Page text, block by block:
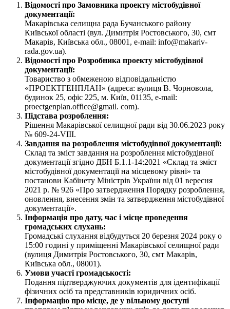
Відомості про Замовника проекту містобудівної
документації:
Макарівська селищна рада Бучанського району
Київської області (вул. Димитрія Ростовського, 30, смт
Макарів, Київська обл., 08001, е-mail: info@makariv-
rada.gov.ua).
Відомості про Розробника проекту містобудівної
документації:
Товариство з обмеженою відповідальністю
«ПРОЕКТГЕНПЛАН» (адреса: вулиця В. Чорновола,
будинок 25, офіс 225, м. Київ, 01135, е-mail:
proectgenplan.office@gmail. com).
Підстава розроблення:
Рішення Макарівської селищної ради від 30.06.2023 року
№ 609-24-VIIІ.
Завдання на розроблення містобудівної документації:
Склад та зміст завдання на розроблення містобудівної
документації згідно ДБН Б.1.1-14:2021 «Склад та зміст
містобудівної документації на місцевому рівні» та
постанови Кабінету Міністрів України від 01 вересня
2021 р. № 926 «Про затвердження Порядку розроблення,
оновлення, внесення змін та затвердження містобудівної
документації».
Інформація про дату, час і місце проведення
громадських слухань:
Громадські слухання відбудуться 20 березня 2024 року о
15:00 годині у приміщенні Макарівської селищної ради
(вулиця Димитрія Ростовського, 30, смт Макарів,
Київська обл., 08001).
Умови участі громадськості:
Подання підтверджуючих документів для ідентифікації
фізичних осіб та представників юридичних осіб.
Інформацію про місце, де у вільному доступі